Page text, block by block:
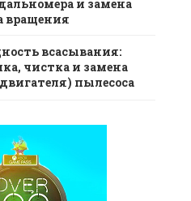
и замена
вращения
всасывания:
чистка и замена
пылесоса